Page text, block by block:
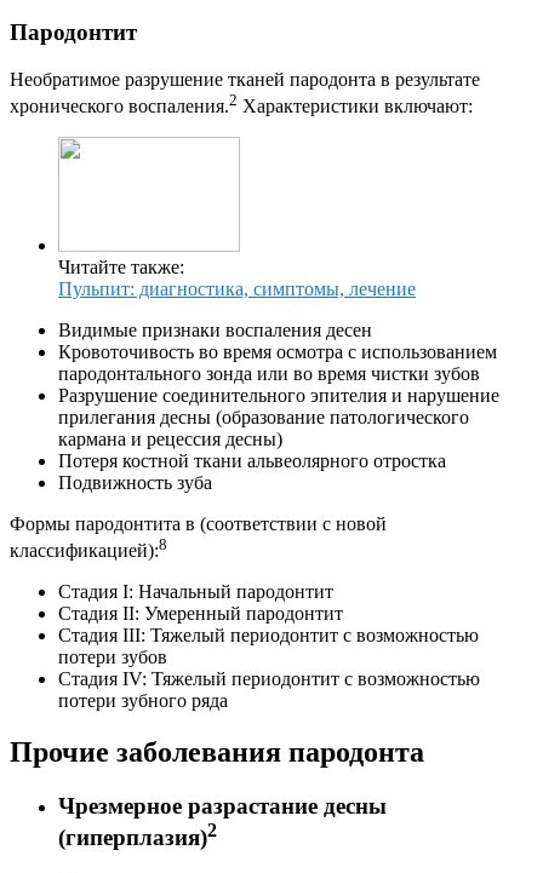
Пародонтит
Необратимое разрушение тканей пародонта в результате
хронического воспаления.2 Характеристики включают:
Читайте также:
Пульпит: диагностика, симптомы, лечение
Видимые признаки воспаления десен
Кровоточивость во время осмотра с использованием
пародонтального зонда или во время чистки зубов
Разрушение соединительного эпителия и нарушение
прилегания десны (образование патологического
кармана и рецессия десны)
Потеря костной ткани альвеолярного отростка
Подвижность зуба
Формы пародонтита в (соответствии с новой
классификацией):8
Стадия I: Начальный пародонтит
Стадия II: Умеренный пародонтит
Стадия III: Тяжелый периодонтит с возможностью
потери зубов
Стадия IV: Тяжелый периодонтит с возможностью
потери зубного ряда
Прочие заболевания пародонта
Чрезмерное разрастание десны
(гиперплазия)2